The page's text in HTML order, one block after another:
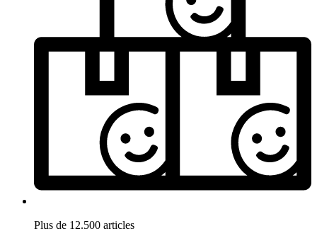
Plus de 12.500 articles